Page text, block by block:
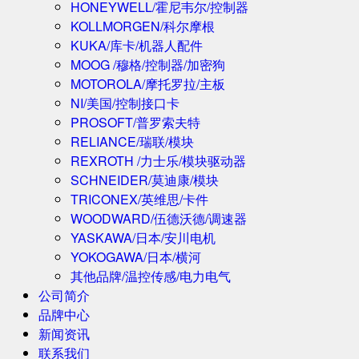
HONEYWELL/霍尼韦尔/控制器
KOLLMORGEN/科尔摩根
KUKA/库卡/机器人配件
MOOG /穆格/控制器/加密狗
MOTOROLA/摩托罗拉/主板
NI/美国/控制接口卡
PROSOFT/普罗索夫特
RELIANCE/瑞联/模块
REXROTH /力士乐/模块驱动器
SCHNEIDER/莫迪康/模块
TRICONEX/英维思/卡件
WOODWARD/伍德沃德/调速器
YASKAWA/日本/安川电机
YOKOGAWA/日本/横河
其他品牌/温控传感/电力电气
公司简介
品牌中心
新闻资讯
联系我们